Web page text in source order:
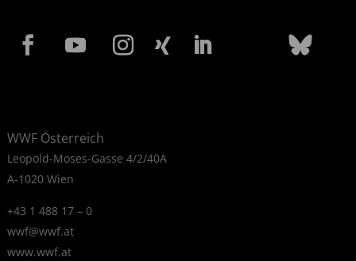
WWF Österreich
Leopold-Moses-Gasse 4/2/40A
A-1020 Wien
+43 1 488 17 – 0
wwf@wwf.at
www.wwf.at